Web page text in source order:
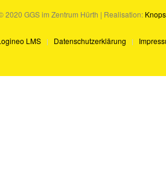
2020 GGS im Zentrum Hürth | Realisation:
LMS Datenschutzerklärung